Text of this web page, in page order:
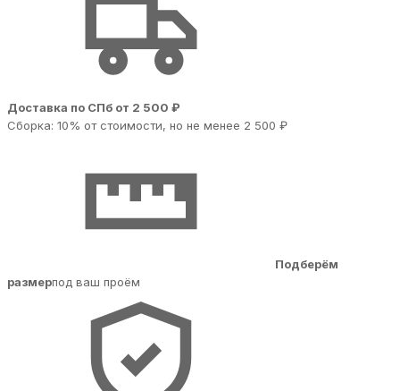
Доставка по СПб от 2 500 ₽
Сборка: 10% от стоимости, но не менее 2 500 ₽
Подберём
размерпод ваш проём